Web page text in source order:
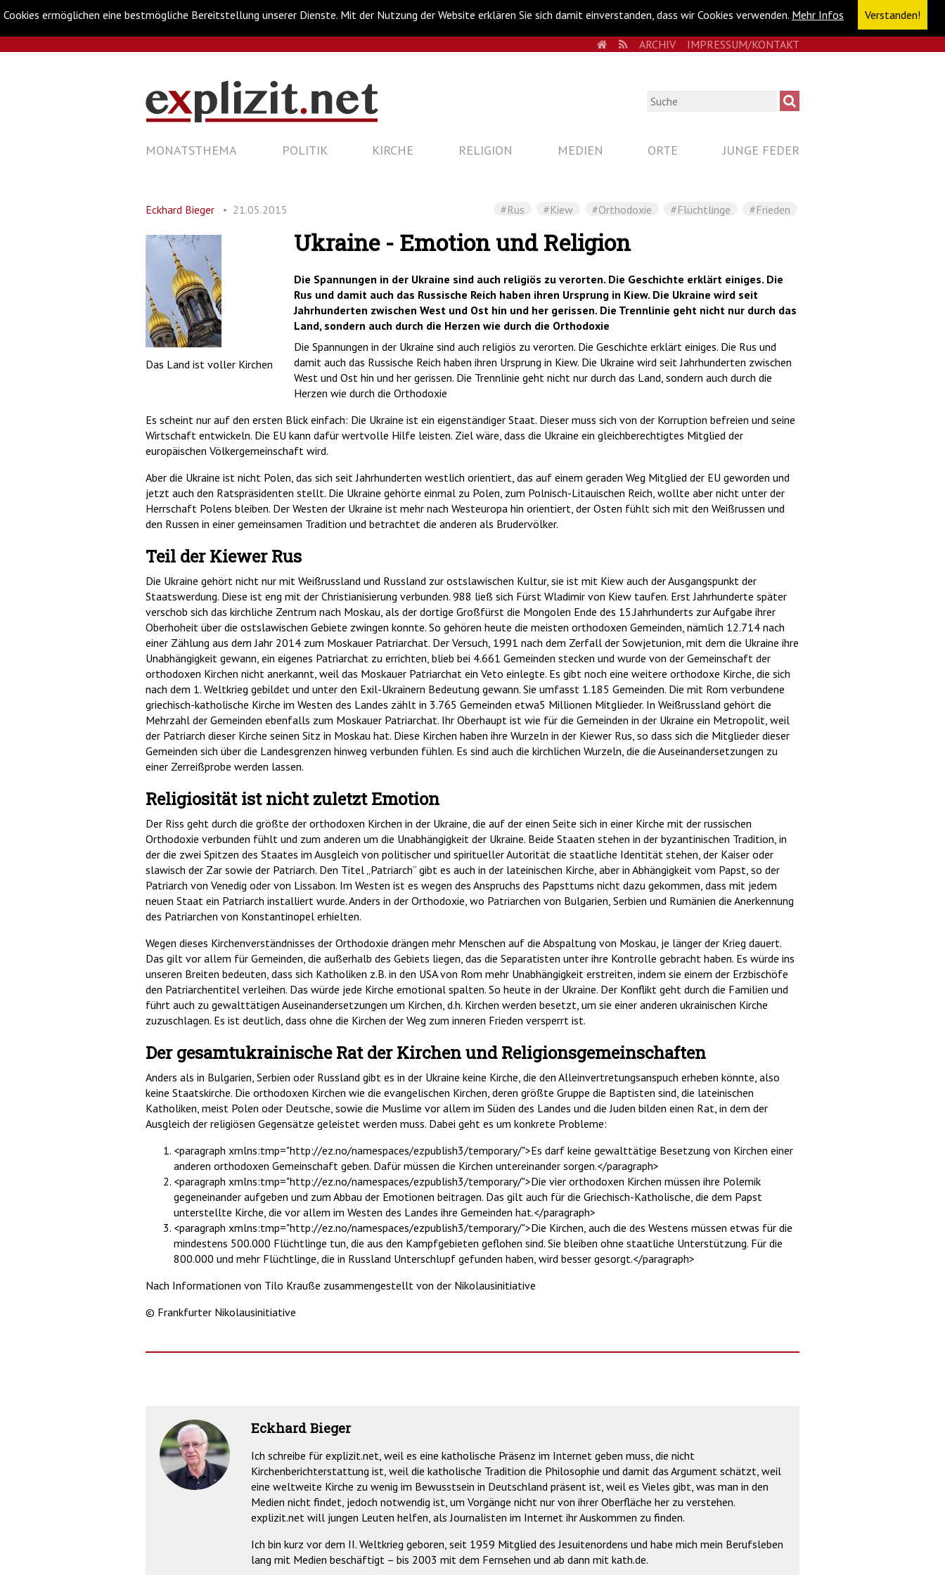
Cookies ermöglichen eine bestmögliche Bereitstellung unserer Dienste. Mit der Nutzung der Website erklären Sie sich damit einverstanden, dass wir Cookies verwenden. Mehr Infos Verstanden!
HOMERSSARCHIV IMPRESSUM/KONTAKT
Suche
NAVIGATION
MONATSTHEMA POLITIK KIRCHE RELIGION MEDIEN ORTE JUNGE FEDER
Eckhard Bieger 21.05.2015 #Rus #Kiew #Orthodoxie #Flüchtlinge #Frieden
Das Land ist voller Kirchen
Ukraine - Emotion und Religion
Die Spannungen in der Ukraine sind auch religiös zu verorten. Die Geschichte erklärt einiges. Die
Rus und damit auch das Russische Reich haben ihren Ursprung in Kiew. Die Ukraine wird seit
Jahrhunderten zwischen West und Ost hin und her gerissen. Die Trennlinie geht nicht nur durch das
Land, sondern auch durch die Herzen wie durch die Orthodoxie
Die Spannungen in der Ukraine sind auch religiös zu verorten. Die Geschichte erklärt einiges. Die Rus und
damit auch das Russische Reich haben ihren Ursprung in Kiew. Die Ukraine wird seit Jahrhunderten zwischen
West und Ost hin und her gerissen. Die Trennlinie geht nicht nur durch das Land, sondern auch durch die
Herzen wie durch die Orthodoxie
Es scheint nur auf den ersten Blick einfach: Die Ukraine ist ein eigenständiger Staat. Dieser muss sich von der Korruption befreien und seine
Wirtschaft entwickeln. Die EU kann dafür wertvolle Hilfe leisten. Ziel wäre, dass die Ukraine ein gleichberechtigtes Mitglied der
europäischen Völkergemeinschaft wird.
Aber die Ukraine ist nicht Polen, das sich seit Jahrhunderten westlich orientiert, das auf einem geraden Weg Mitglied der EU geworden und
jetzt auch den Ratspräsidenten stellt. Die Ukraine gehörte einmal zu Polen, zum Polnisch-Litauischen Reich, wollte aber nicht unter der
Herrschaft Polens bleiben. Der Westen der Ukraine ist mehr nach Westeuropa hin orientiert, der Osten fühlt sich mit den Weißrussen und
den Russen in einer gemeinsamen Tradition und betrachtet die anderen als Brudervölker.
Teil der Kiewer Rus
Die Ukraine gehört nicht nur mit Weißrussland und Russland zur ostslawischen Kultur, sie ist mit Kiew auch der Ausgangspunkt der
Staatswerdung. Diese ist eng mit der Christianisierung verbunden. 988 ließ sich Fürst Wladimir von Kiew taufen. Erst Jahrhunderte später
verschob sich das kirchliche Zentrum nach Moskau, als der dortige Großfürst die Mongolen Ende des 15.Jahrhunderts zur Aufgabe ihrer
Oberhoheit über die ostslawischen Gebiete zwingen konnte. So gehören heute die meisten orthodoxen Gemeinden, nämlich 12.714 nach
einer Zählung aus dem Jahr 2014 zum Moskauer Patriarchat. Der Versuch, 1991 nach dem Zerfall der Sowjetunion, mit dem die Ukraine ihre
Unabhängigkeit gewann, ein eigenes Patriarchat zu errichten, blieb bei 4.661 Gemeinden stecken und wurde von der Gemeinschaft der
orthodoxen Kirchen nicht anerkannt, weil das Moskauer Patriarchat ein Veto einlegte. Es gibt noch eine weitere orthodoxe Kirche, die sich
nach dem 1. Weltkrieg gebildet und unter den Exil-Ukrainern Bedeutung gewann. Sie umfasst 1.185 Gemeinden. Die mit Rom verbundene
griechisch-katholische Kirche im Westen des Landes zählt in 3.765 Gemeinden etwa5 Millionen Mitglieder. In Weißrussland gehört die
Mehrzahl der Gemeinden ebenfalls zum Moskauer Patriarchat. Ihr Oberhaupt ist wie für die Gemeinden in der Ukraine ein Metropolit, weil
der Patriarch dieser Kirche seinen Sitz in Moskau hat. Diese Kirchen haben ihre Wurzeln in der Kiewer Rus, so dass sich die Mitglieder dieser
Gemeinden sich über die Landesgrenzen hinweg verbunden fühlen. Es sind auch die kirchlichen Wurzeln, die die Auseinandersetzungen zu
einer Zerreißprobe werden lassen.
Religiosität ist nicht zuletzt Emotion
Der Riss geht durch die größte der orthodoxen Kirchen in der Ukraine, die auf der einen Seite sich in einer Kirche mit der russischen
Orthodoxie verbunden fühlt und zum anderen um die Unabhängigkeit der Ukraine. Beide Staaten stehen in der byzantinischen Tradition, in
der die zwei Spitzen des Staates im Ausgleich von politischer und spiritueller Autorität die staatliche Identität stehen, der Kaiser oder
slawisch der Zar sowie der Patriarch. Den Titel „Patriarch“ gibt es auch in der lateinischen Kirche, aber in Abhängigkeit vom Papst, so der
Patriarch von Venedig oder von Lissabon. Im Westen ist es wegen des Anspruchs des Papsttums nicht dazu gekommen, dass mit jedem
neuen Staat ein Patriarch installiert wurde. Anders in der Orthodoxie, wo Patriarchen von Bulgarien, Serbien und Rumänien die Anerkennung
des Patriarchen von Konstantinopel erhielten.
Wegen dieses Kirchenverständnisses der Orthodoxie drängen mehr Menschen auf die Abspaltung von Moskau, je länger der Krieg dauert.
Das gilt vor allem für Gemeinden, die außerhalb des Gebiets liegen, das die Separatisten unter ihre Kontrolle gebracht haben. Es würde ins
unseren Breiten bedeuten, dass sich Katholiken z.B. in den USA von Rom mehr Unabhängigkeit erstreiten, indem sie einem der Erzbischöfe
den Patriarchentitel verleihen. Das würde jede Kirche emotional spalten. So heute in der Ukraine. Der Konflikt geht durch die Familien und
führt auch zu gewalttätigen Auseinandersetzungen um Kirchen, d.h. Kirchen werden besetzt, um sie einer anderen ukrainischen Kirche
zuzuschlagen. Es ist deutlich, dass ohne die Kirchen der Weg zum inneren Frieden versperrt ist.
Der gesamtukrainische Rat der Kirchen und Religionsgemeinschaften
Anders als in Bulgarien, Serbien oder Russland gibt es in der Ukraine keine Kirche, die den Alleinvertretungsanspuch erheben könnte, also
keine Staatskirche. Die orthodoxen Kirchen wie die evangelischen Kirchen, deren größte Gruppe die Baptisten sind, die lateinischen
Katholiken, meist Polen oder Deutsche, sowie die Muslime vor allem im Süden des Landes und die Juden bilden einen Rat, in dem der
Ausgleich der religiösen Gegensätze geleistet werden muss. Dabei geht es um konkrete Probleme:
<paragraph xmlns:tmp="http://ez.no/namespaces/ezpublish3/temporary/">Es darf keine gewalttätige Besetzung von Kirchen einer
anderen orthodoxen Gemeinschaft geben. Dafür müssen die Kirchen untereinander sorgen.</paragraph>
<paragraph xmlns:tmp="http://ez.no/namespaces/ezpublish3/temporary/">Die vier orthodoxen Kirchen müssen ihre Polemik
gegeneinander aufgeben und zum Abbau der Emotionen beitragen. Das gilt auch für die Griechisch-Katholische, die dem Papst
unterstellte Kirche, die vor allem im Westen des Landes ihre Gemeinden hat.</paragraph>
<paragraph xmlns:tmp="http://ez.no/namespaces/ezpublish3/temporary/">Die Kirchen, auch die des Westens müssen etwas für die
mindestens 500.000 Flüchtlinge tun, die aus den Kampfgebieten geflohen sind. Sie bleiben ohne staatliche Unterstützung. Für die
800.000 und mehr Flüchtlinge, die in Russland Unterschlupf gefunden haben, wird besser gesorgt.</paragraph>
Nach Informationen von Tilo Krauße zusammengestellt von der Nikolausinitiative
© Frankfurter Nikolausinitiative
Eckhard Bieger
Ich schreibe für explizit.net, weil es eine katholische Präsenz im Internet geben muss, die nicht
Kirchenberichterstattung ist, weil die katholische Tradition die Philosophie und damit das Argument schätzt, weil
eine weltweite Kirche zu wenig im Bewusstsein in Deutschland präsent ist, weil es Vieles gibt, was man in den
Medien nicht findet, jedoch notwendig ist, um Vorgänge nicht nur von ihrer Oberfläche her zu verstehen.
explizit.net will jungen Leuten helfen, als Journalisten im Internet ihr Auskommen zu finden.
Ich bin kurz vor dem II. Weltkrieg geboren, seit 1959 Mitglied des Jesuitenordens und habe mich mein Berufsleben
lang mit Medien beschäftigt – bis 2003 mit dem Fernsehen und ab dann mit kath.de.